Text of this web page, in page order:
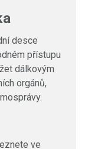
desce
přístupu
dálkovým
orgánů,
ve